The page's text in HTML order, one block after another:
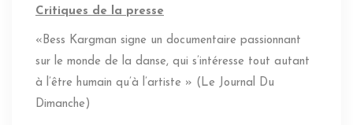
Critiques de la presse
«Bess Kargman signe un documentaire passionnant
sur le monde de la danse, qui s’intéresse tout autant
à l’être humain qu’à l’artiste » (Le Journal Du
Dimanche)